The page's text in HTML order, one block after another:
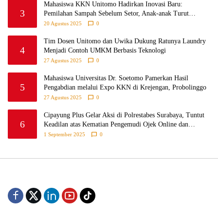
3
Mahasiswa KKN Unitomo Hadirkan Inovasi Baru:
Pemilahan Sampah Sebelum Setor, Anak-anak Turut
Partisipasi Lewat Game Edukatif di Desa Tanjungsari
20 Agustus 2025 0
4
Tim Dosen Unitomo dan Uwika Dukung Ratunya Laundry
Menjadi Contoh UMKM Berbasis Teknologi
27 Agustus 2025 0
5
Mahasiswa Universitas Dr. Soetomo Pamerkan Hasil
Pengabdian melalui Expo KKN di Krejengan, Probolinggo
27 Agustus 2025 0
6
Cipayung Plus Gelar Aksi di Polrestabes Surabaya, Tuntut
Keadilan atas Kematian Pengemudi Ojek Online dan
Tindakan Represif pada Demonstran
1 September 2025 0